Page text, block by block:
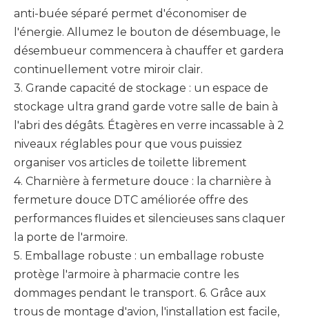
anti-buée séparé permet d'économiser de
l'énergie. Allumez le bouton de désembuage, le
désembueur commencera à chauffer et gardera
continuellement votre miroir clair.
3. Grande capacité de stockage : un espace de
stockage ultra grand garde votre salle de bain à
l'abri des dégâts. Étagères en verre incassable à 2
niveaux réglables pour que vous puissiez
organiser vos articles de toilette librement
4. Charnière à fermeture douce : la charnière à
fermeture douce DTC améliorée offre des
performances fluides et silencieuses sans claquer
la porte de l'armoire.
5. Emballage robuste : un emballage robuste
protège l'armoire à pharmacie contre les
dommages pendant le transport. 6. Grâce aux
trous de montage d'avion, l'installation est facile,